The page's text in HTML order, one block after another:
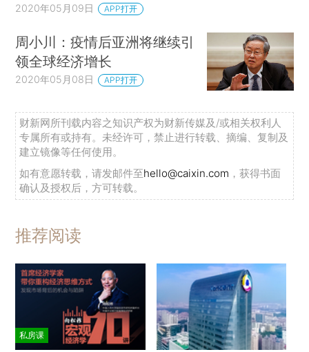
2020年05月09日 APP打开
周小川：疫情后亚洲将继续引
领全球经济增长
2020年05月08日 APP打开
财新网所刊载内容之知识产权为财新传媒及/或相关权利人
专属所有或持有。未经许可，禁止进行转载、摘编、复制及
建立镜像等任何使用。
如有意愿转载，请发邮件至hello@caixin.com ，获得书面
确认及授权后，方可转载。
推荐阅读
私房课